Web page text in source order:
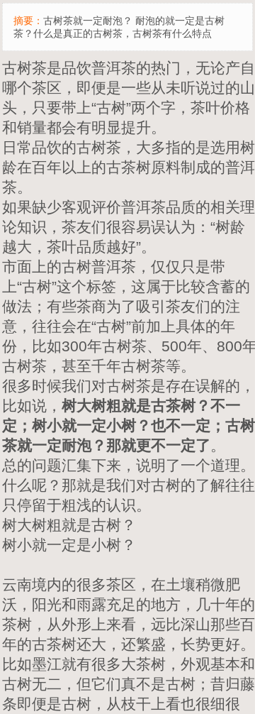
摘要： 古树茶就一定耐泡？ 耐泡的就一定是古树
茶？什么是真正的古树茶，古树茶有什么特点
古树茶是品饮普洱茶的热门，无论产自
哪个茶区，即便是一些从未听说过的山
头，只要带上“古树”两个字，茶叶价格
和销量都会有明显提升。
日常品饮的古树茶，大多指的是选用树
龄在百年以上的古茶树原料制成的普洱
茶。
如果缺少客观评价普洱茶品质的相关理
论知识，茶友们很容易误认为：“树龄
越大，茶叶品质越好”。
市面上的古树普洱茶，仅仅只是带
上“古树”这个标签，这属于比较含蓄的
做法；有些茶商为了吸引茶友们的注
意，往往会在“古树”前加上具体的年
份，比如300年古树茶、500年、800年
古树茶，甚至千年古树茶等。
很多时候我们对古树茶是存在误解的，
比如说， 树大树粗就是古茶树？不一
定；树小就一定小树？也不一定；古树
茶就一定耐泡？那就更不一定了 。
总的问题汇集下来，说明了一个道理。
什么呢？那就是我们对古树的了解往往
只停留于粗浅的认识。
树大树粗就是古树？
树小就一定是小树？
云南境内的很多茶区，在土壤稍微肥
沃，阳光和雨露充足的地方，几十年的
茶树，从外形上来看，远比深山那些百
年的古茶树还大，还繁盛，长势更好。
比如墨江就有很多大茶树，外观基本和
古树无二，但它们真不是古树；昔归藤
条即便是古树，从枝干上看也很细很